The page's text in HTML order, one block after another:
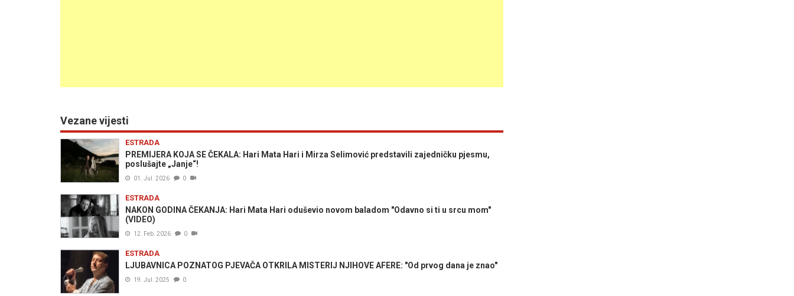
Vezane vijesti
ESTRADA
PREMIJERA KOJA SE ČEKALA: Hari Mata Hari i Mirza Selimović predstavili zajedničku pjesmu,
poslušajte „Janje“!
01. Jul. 2026 0
ESTRADA
NAKON GODINA ČEKANJA: Hari Mata Hari oduševio novom baladom "Odavno si ti u srcu mom"
(VIDEO)
12. Feb. 2026 0
ESTRADA
LJUBAVNICA POZNATOG PJEVAČA OTKRILA MISTERIJ NJIHOVE AFERE: "Od prvog dana je znao"
19. Jul. 2025 0